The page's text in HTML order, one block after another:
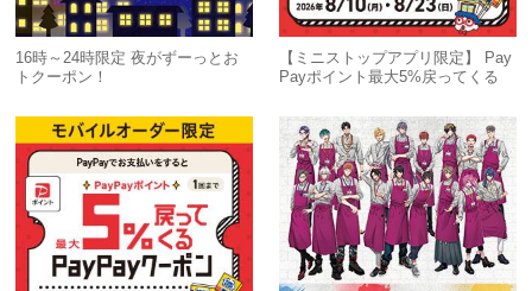
ので予めご了承ください。
※応募にはミニストップアプリの会員登録が必要になりま
す。
【当選賞品】
ホテル名
tower eleven hotel
住所
〒061-1116 北海道北広島市Fビレッジ-1
エスコンフィールド北海道 tower eleven hotel
16時～24時限定 夜がずーっとお
トクーポン！
【ミニストップアプリ限定】 Pay
Payポイント最大5%戻ってくる